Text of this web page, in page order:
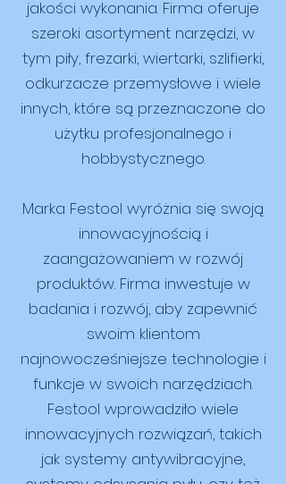
precyzyjnej obróbki.
jakości wykonania. Firma oferuje
szeroki asortyment narzędzi, w
tym piły, frezarki, wiertarki, szlifierki,
odkurzacze przemysłowe i wiele
innych, które są przeznaczone do
użytku profesjonalnego i
hobbystycznego.
Marka Festool wyróżnia się swoją
innowacyjnością i
zaangażowaniem w rozwój
produktów. Firma inwestuje w
badania i rozwój, aby zapewnić
swoim klientom
najnowocześniejsze technologie i
funkcje w swoich narzędziach.
Festool wprowadziło wiele
innowacyjnych rozwiązań, takich
jak systemy antywibracyjne,